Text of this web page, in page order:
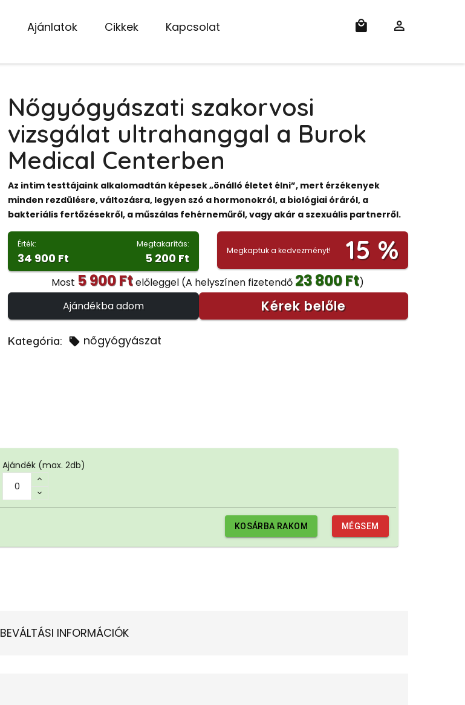
Ajánlatok Cikkek Kapcsolat
Nőgyógyászati szakorvosi
vizsgálat ultrahanggal a Burok
Medical Centerben
Az intim testtájaink alkalomadtán képesek „önálló életet élni”, mert érzékenyek
minden rezdülésre, változásra, legyen szó a hormonokról, a biológiai óráról, a
bakteriális fertőzésekről, a műszálas fehérneműről, vagy akár a szexuális partnerről.
Érték:
34 900 Ft
Megtakarítás:
5 200 Ft
Megkaptuk a kedvezményt! 15 %
Most 5 900 Ftelőleggel (A helyszínen fizetendő 23 800 Ft)
Ajándékba adom
Kérek belőle
Kategória: nőgyógyászat
Ajándék (max. 2db)
KOSÁRBA RAKOM MÉGSEM
BEVÁLTÁSI INFORMÁCIÓK